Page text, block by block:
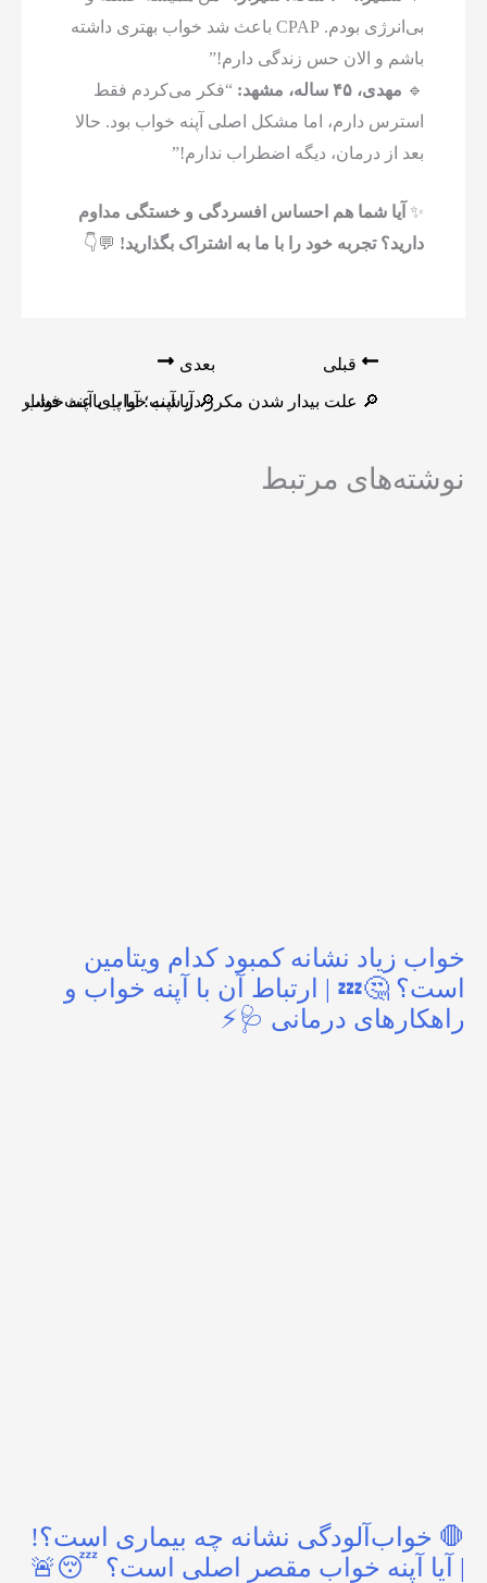
بی‌انرژی بودم. CPAP باعث شد خواب بهتری داشته
باشم و الان حس زندگی دارم!”
🔹 مهدی، ۴۵ ساله، مشهد:
“فکر می‌کردم فقط
استرس دارم، اما مشکل اصلی آپنه خواب بود. حالا
بعد از درمان، دیگه اضطراب ندارم!”
✨ آیا شما هم احساس افسردگی و خستگی مداوم
دارید؟ تجربه خود را با ما به اشتراک بگذارید! 💬👇
قبلی
🔎 علت بیدار شدن مکرر در شب؛ آیا پای آپنه
بعدی
🔎 آیا آپنه خواب باعث فشار
نوشته‌های مرتبط
خواب زیاد نشانه کمبود کدام ویتامین
است؟ 🤔💤 | ارتباط آن با آپنه خواب و
راهکارهای درمانی 🩺⚡
🛑 خواب‌آلودگی نشانه چه بیماری است؟!
| آیا آپنه خواب مقصر اصلی است؟ 😴🚨